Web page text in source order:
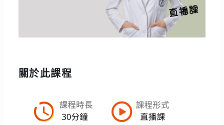
關於此課程